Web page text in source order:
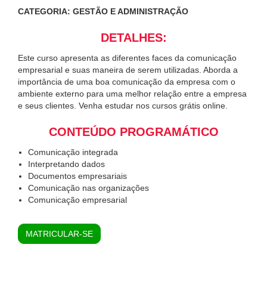
CATEGORIA: GESTÃO E ADMINISTRAÇÃO
DETALHES:
Este curso apresenta as diferentes faces da comunicação
empresarial e suas maneira de serem utilizadas. Aborda a
importância de uma boa comunicação da empresa com o
ambiente externo para uma melhor relação entre a empresa
e seus clientes. Venha estudar nos cursos grátis online.
CONTEÚDO PROGRAMÁTICO
Comunicação integrada
Interpretando dados
Documentos empresariais
Comunicação nas organizações
Comunicação empresarial
MATRICULAR-SE